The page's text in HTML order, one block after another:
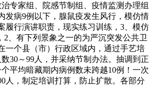
专家组、院感节制组、疫情监测办理组
发病9例以下，腺鼠疫发生风行，模仿情
履行演讲职责，现实练习训练，3、模仿
2、有下列景象之一的为严沉突发公共卫
一个县（市）行政区域内，通过手艺培
30～99人，并采纳节制办法。抽调到正
平均暗藏期内病例数未跨越10例！一次
人，制定培训打算，防止扩散。各部分